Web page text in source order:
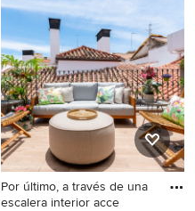
Terrasse mit Grillplatz und
Stahlgeländer in Barcelona
Por último, a través de una
escalera interior acce